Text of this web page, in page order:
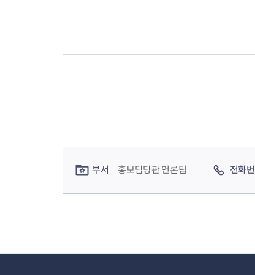
부서 홍보담당관 언론팀 전화